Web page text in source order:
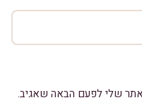
שלי לפעם הבאה שאגיב.